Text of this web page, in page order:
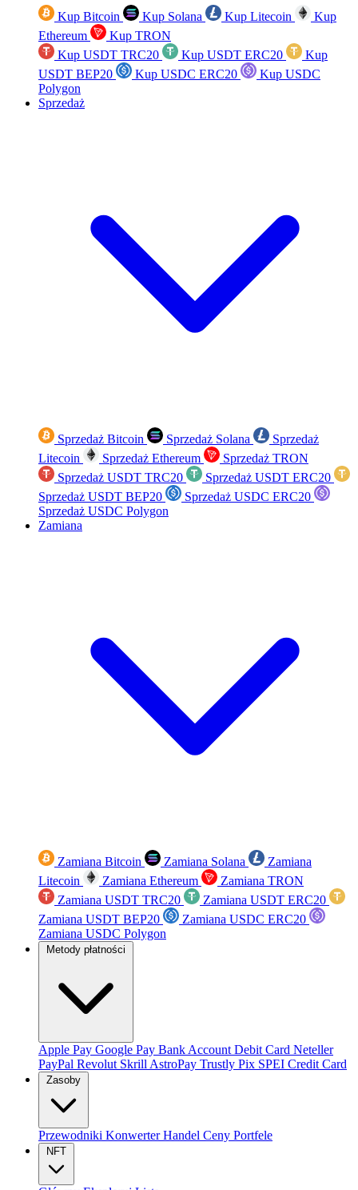
Kup Bitcoin Kup Solana Kup Litecoin
Kup
Ethereum
Kup TRON
Kup USDT TRC20
Kup USDT ERC20
Kup
USDT BEP20
Kup USDC ERC20
Kup USDC
Polygon
Sprzedaż
Sprzedaż Bitcoin Sprzedaż Solana
Sprzedaż
Litecoin
Sprzedaż Ethereum
Sprzedaż TRON
Sprzedaż USDT TRC20
Sprzedaż USDT ERC20
Sprzedaż USDT BEP20
Sprzedaż USDC ERC20
Sprzedaż USDC Polygon
Zamiana
Zamiana Bitcoin Zamiana Solana
Zamiana
Litecoin
Zamiana Ethereum
Zamiana TRON
Zamiana USDT TRC20
Zamiana USDT ERC20
Zamiana USDT BEP20
Zamiana USDC ERC20
Zamiana USDC Polygon
Metody płatności
Apple Pay Google Pay Bank Account Debit Card Neteller
PayPal Revolut Skrill AstroPay Trustly Pix SPEI Credit Card
Zasoby
Przewodniki KonwerterHandel Ceny Portfele
NFT